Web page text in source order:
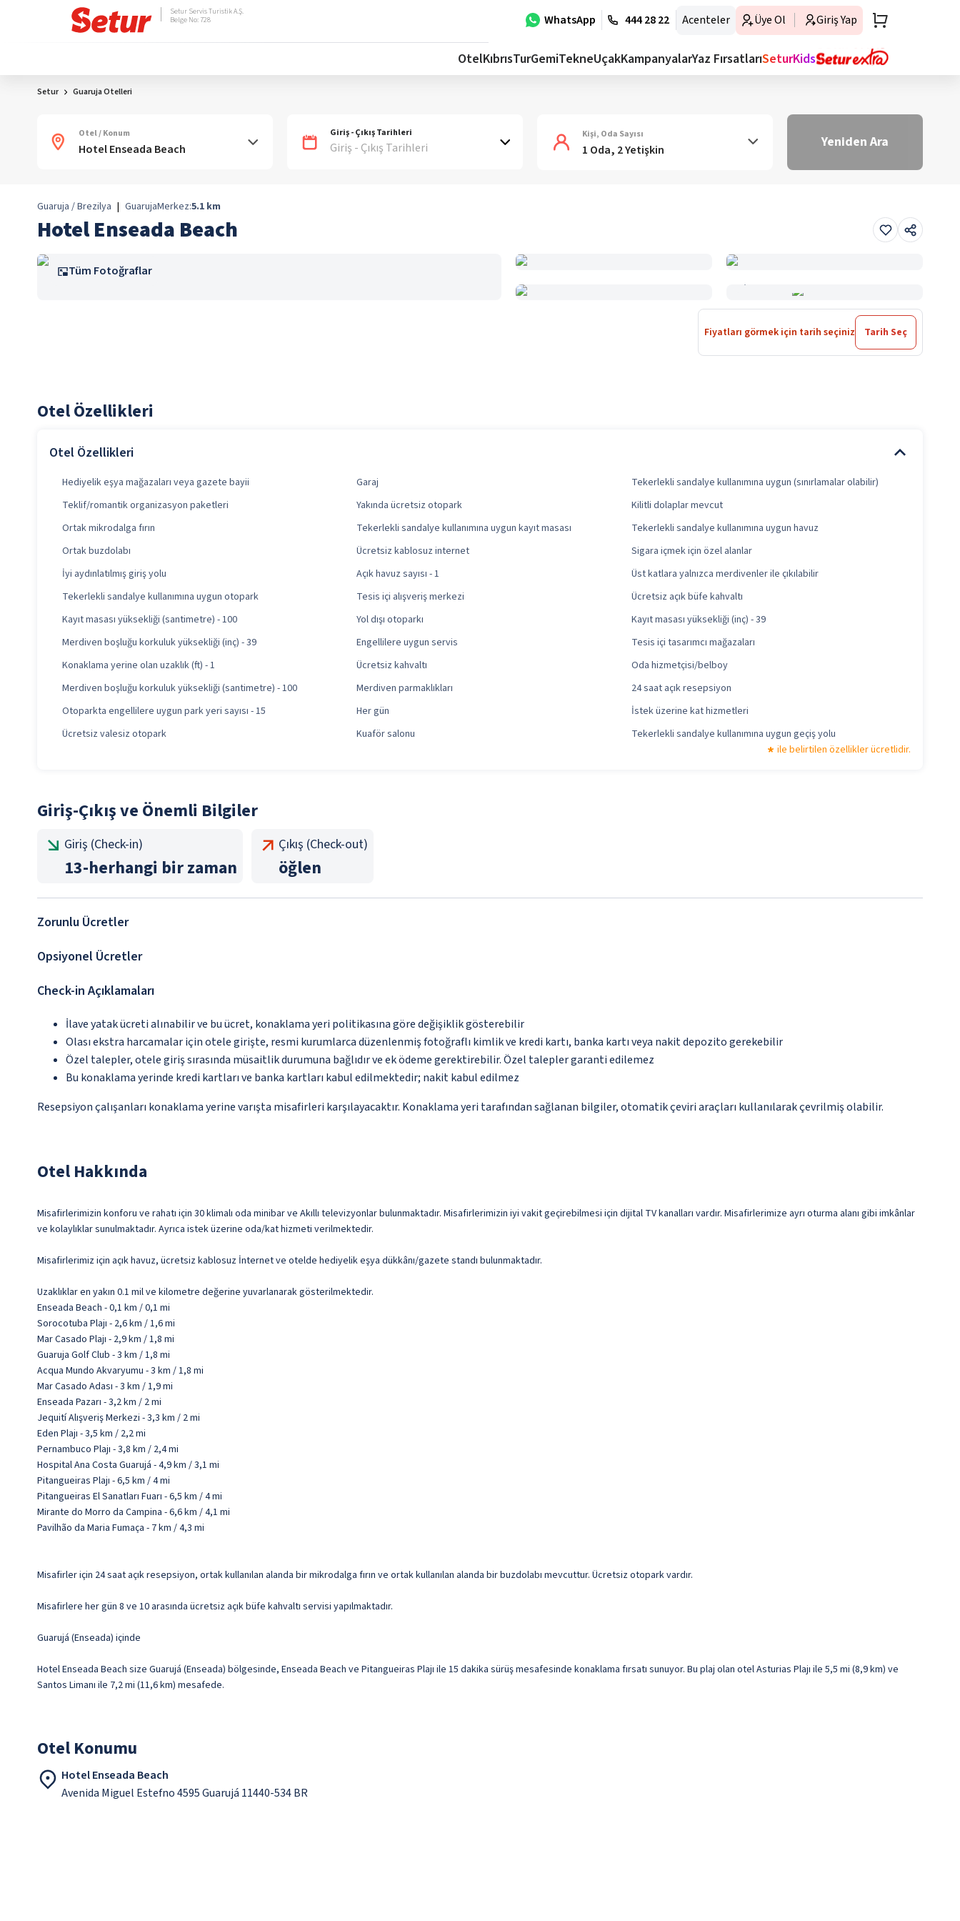
WhatsApp 444 28 22 Acenteler Üye Ol Giriş Yap
Setur Servis Turistik A.Ş.
Belge No: 728
OtelKıbrısTurGemiTekneUçakKampanyalarYaz FırsatlarıSeturKids
Setur Guaruja Otelleri
Otel / Konum Giriş - Çıkış Tarihleri
Giriş - Çıkış Tarihleri
Kişi, Oda Sayısı
1 Oda, 2 Yetişkin Yeniden Ara
Guaruja / Brezilya | GuarujaMerkez:5.1 km
Hotel Enseada Beach
Tüm Fotoğraflar
Fiyatları görmek için tarih seçiniz Tarih Seç
Otel Özellikleri
Otel Özellikleri
Hediyelik eşya mağazaları veya gazete bayii Garaj
Tekerlekli sandalye kullanımına uygun (sınırlamalar olabilir)
Teklif/romantik organizasyon paketleri
Yakında ücretsiz otopark
Kilitli dolaplar mevcut
Ortak mikrodalga fırın
Tekerlekli sandalye kullanımına uygun kayıt masası
Tekerlekli sandalye kullanımına uygun havuz
Ortak buzdolabı
Ücretsiz kablosuz internet
Sigara içmek için özel alanlar
İyi aydınlatılmış giriş yolu
Açık havuz sayısı - 1
Üst katlara yalnızca merdivenler ile çıkılabilir
Tekerlekli sandalye kullanımına uygun otopark
Tesis içi alışveriş merkezi
Ücretsiz açık büfe kahvaltı
Kayıt masası yüksekliği (santimetre) - 100
Yol dışı otoparkı
Kayıt masası yüksekliği (inç) - 39
Merdiven boşluğu korkuluk yüksekliği (inç) - 39
Engellilere uygun servis
Tesis içi tasarımcı mağazaları
Konaklama yerine olan uzaklık (ft) - 1
Ücretsiz kahvaltı
Oda hizmetçisi/belboy
Merdiven boşluğu korkuluk yüksekliği (santimetre) - 100
Merdiven parmaklıkları
24 saat açık resepsiyon
Otoparkta engellilere uygun park yeri sayısı - 15
Her gün
İstek üzerine kat hizmetleri
Ücretsiz valesiz otopark
Kuaför salonu
Tekerlekli sandalye kullanımına uygun geçiş yolu
ile belirtilen özellikler ücretlidir.
Giriş-Çıkış ve Önemli Bilgiler
Giriş (Check-in)
13-herhangi bir zaman
Çıkış (Check-out)
öğlen
Zorunlu Ücretler
Opsiyonel Ücretler
Check-in Açıklamaları
İlave yatak ücreti alınabilir ve bu ücret, konaklama yeri politikasına göre değişiklik gösterebilir
Olası ekstra harcamalar için otele girişte, resmi kurumlarca düzenlenmiş fotoğraflı kimlik ve kredi kartı, banka kartı veya nakit depozito gerekebilir
Özel talepler, otele giriş sırasında müsaitlik durumuna bağlıdır ve ek ödeme gerektirebilir. Özel talepler garanti edilemez
Bu konaklama yerinde kredi kartları ve banka kartları kabul edilmektedir; nakit kabul edilmez
Resepsiyon çalışanları konaklama yerine varışta misafirleri karşılayacaktır. Konaklama yeri tarafından sağlanan bilgiler, otomatik çeviri araçları kullanılarak çevrilmiş olabilir.
Otel Hakkında
Misafirlerimizin konforu ve rahatı için 30 klimalı oda minibar ve Akıllı televizyonlar bulunmaktadır. Misafirlerimizin iyi vakit geçirebilmesi için dijital TV kanalları vardır. Misafirlerimize ayrı oturma alanı gibi imkânlar
ve kolaylıklar sunulmaktadır. Ayrıca istek üzerine oda/kat hizmeti verilmektedir.
Misafirlerimiz için açık havuz, ücretsiz kablosuz İnternet ve otelde hediyelik eşya dükkânı/gazete standı bulunmaktadır.
Uzaklıklar en yakın 0.1 mil ve kilometre değerine yuvarlanarak gösterilmektedir.
Enseada Beach - 0,1 km / 0,1 mi
Sorocotuba Plajı - 2,6 km / 1,6 mi
Mar Casado Plajı - 2,9 km / 1,8 mi
Guaruja Golf Club - 3 km / 1,8 mi
Acqua Mundo Akvaryumu - 3 km / 1,8 mi
Mar Casado Adası - 3 km / 1,9 mi
Enseada Pazarı - 3,2 km / 2 mi
Jequití Alışveriş Merkezi - 3,3 km / 2 mi
Eden Plajı - 3,5 km / 2,2 mi
Pernambuco Plajı - 3,8 km / 2,4 mi
Hospital Ana Costa Guarujá - 4,9 km / 3,1 mi
Pitangueiras Plajı - 6,5 km / 4 mi
Pitangueiras El Sanatları Fuarı - 6,5 km / 4 mi
Mirante do Morro da Campina - 6,6 km / 4,1 mi
Pavilhão da Maria Fumaça - 7 km / 4,3 mi
Misafirler için 24 saat açık resepsiyon, ortak kullanılan alanda bir mikrodalga fırın ve ortak kullanılan alanda bir buzdolabı mevcuttur. Ücretsiz otopark vardır.
Misafirlere her gün 8 ve 10 arasında ücretsiz açık büfe kahvaltı servisi yapılmaktadır.
Guarujá (Enseada) içinde
Hotel Enseada Beach size Guarujá (Enseada) bölgesinde, Enseada Beach ve Pitangueiras Plajı ile 15 dakika sürüş mesafesinde konaklama fırsatı sunuyor. Bu plaj olan otel Asturias Plajı ile 5,5 mi (8,9 km) ve
Santos Limanı ile 7,2 mi (11,6 km) mesafede.
Otel Konumu
Hotel Enseada Beach
Avenida Miguel Estefno 4595 Guarujá 11440-534 BR